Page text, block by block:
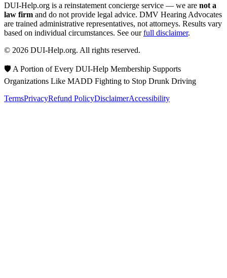
DUI-Help.org is a reinstatement concierge service — we are not a
law firm and do not provide legal advice. DMV Hearing Advocates
are trained administrative representatives, not attorneys. Results vary
based on individual circumstances. See ourfull disclaimer.
© 2026 DUI-Help.org. All rights reserved.
🛡️ A Portion of Every DUI-Help Membership Supports
Organizations Like MADD Fighting to Stop Drunk Driving
TermsPrivacyRefund PolicyDisclaimerAccessibility